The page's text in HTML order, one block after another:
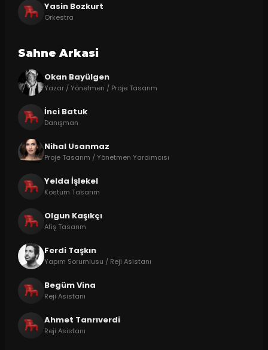
Yasin Bozkurt
Orkestra
Sahne Arkasi
Okan Bayülgen
Yazar / Yönetmen / Proje Tasarım
İnci Batuk
Danışman
Nihal Usanmaz
Proje Tasarım / Yönetmen Yardımcısı
Yelda İşlekel
Kostüm Tasarım
Olgun Kaşıkçı
Afiş Tasarım
Ferdi Taşkın
Yapım Sorumlusu / Reji Asistanı
Begüm Vina
Reji Asistanı
Ahmet Tanrıverdi
Reji Asistanı